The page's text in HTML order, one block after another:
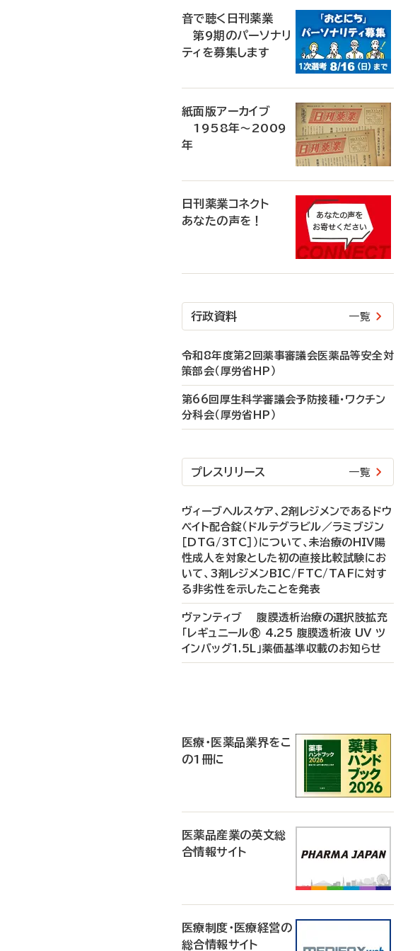
音で聴く日刊薬業
第9期のパーソナリ
ティを募集します
紙面版アーカイブ
1958年～2009
年
日刊薬業コネクト
あなたの声を！
行政資料 一覧
令和8年度第2回薬事審議会医薬品等安全対
策部会（厚労省HP）
第66回厚生科学審議会予防接種・ワクチン
分科会（厚労省HP）
プレスリリース 一覧
ヴィーブヘルスケア、2剤レジメンであるドウ
ベイト配合錠（ドルテグラビル／ラミブジン
［DTG/3TC］）について、未治療のHIV陽
性成人を対象とした初の直接比較試験にお
いて、3剤レジメンBIC/FTC/TAFに対す
る非劣性を示したことを発表
ヴァンティブ 腹膜透析治療の選択肢拡充
「レギュニール® 4.25 腹膜透析液 UV ツ
インバッグ1.5L」薬価基準収載のお知らせ
医療・医薬品業界をこ
の1冊に
医薬品産業の英文総
合情報サイト
医療制度・医療経営の
総合情報サイト